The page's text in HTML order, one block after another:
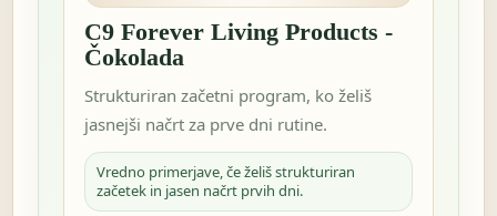
C9 Forever Living Products -
Čokolada
Strukturiran začetni program, ko želiš
jasnejši načrt za prve dni rutine.
Vredno primerjave, če želiš strukturiran
začetek in jasen načrt prvih dni.